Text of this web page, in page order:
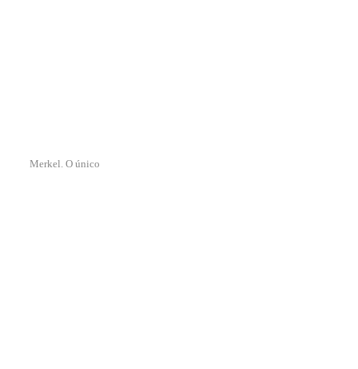
Merkel. O único